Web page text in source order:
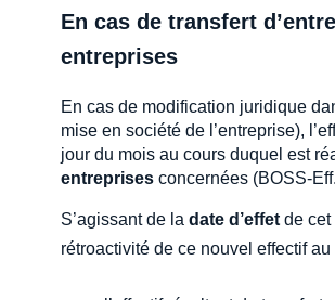
En cas de transfert
entreprises
En cas de modification juridique
mise en société de l’entreprise),
jour du mois au cours duquel est
entreprises concernées (BOSS-
S’agissant de la date d’effet de cet
rétroactivité de ce nouvel effectif au